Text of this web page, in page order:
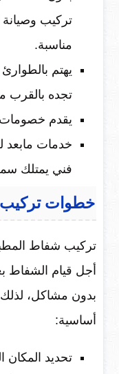
تركيب وصيانة
مناسبة.
يهتم
تجده
يقدم خصومات
خدمات مابعد
فني يمتلك
خطوات
تركيب شفاط
أجل قيام الشفاط
بدون مشاكل،
أساسية:
تحديد المكان